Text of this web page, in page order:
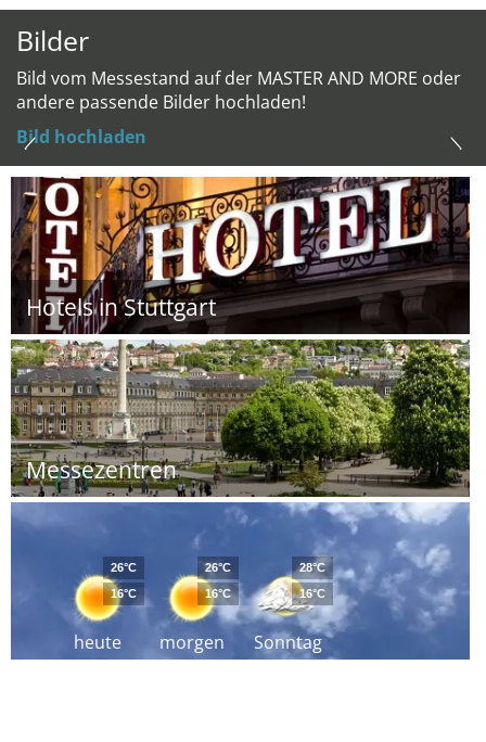
Bilder
Bild vom Messestand auf der MASTER AND MORE oder
andere passende Bilder hochladen!
Bild hochladen
Hotels in Stuttgart
Messezentren
heute
26°C
16°C
morgen
26°C
16°C
Sonntag
28°C
16°C